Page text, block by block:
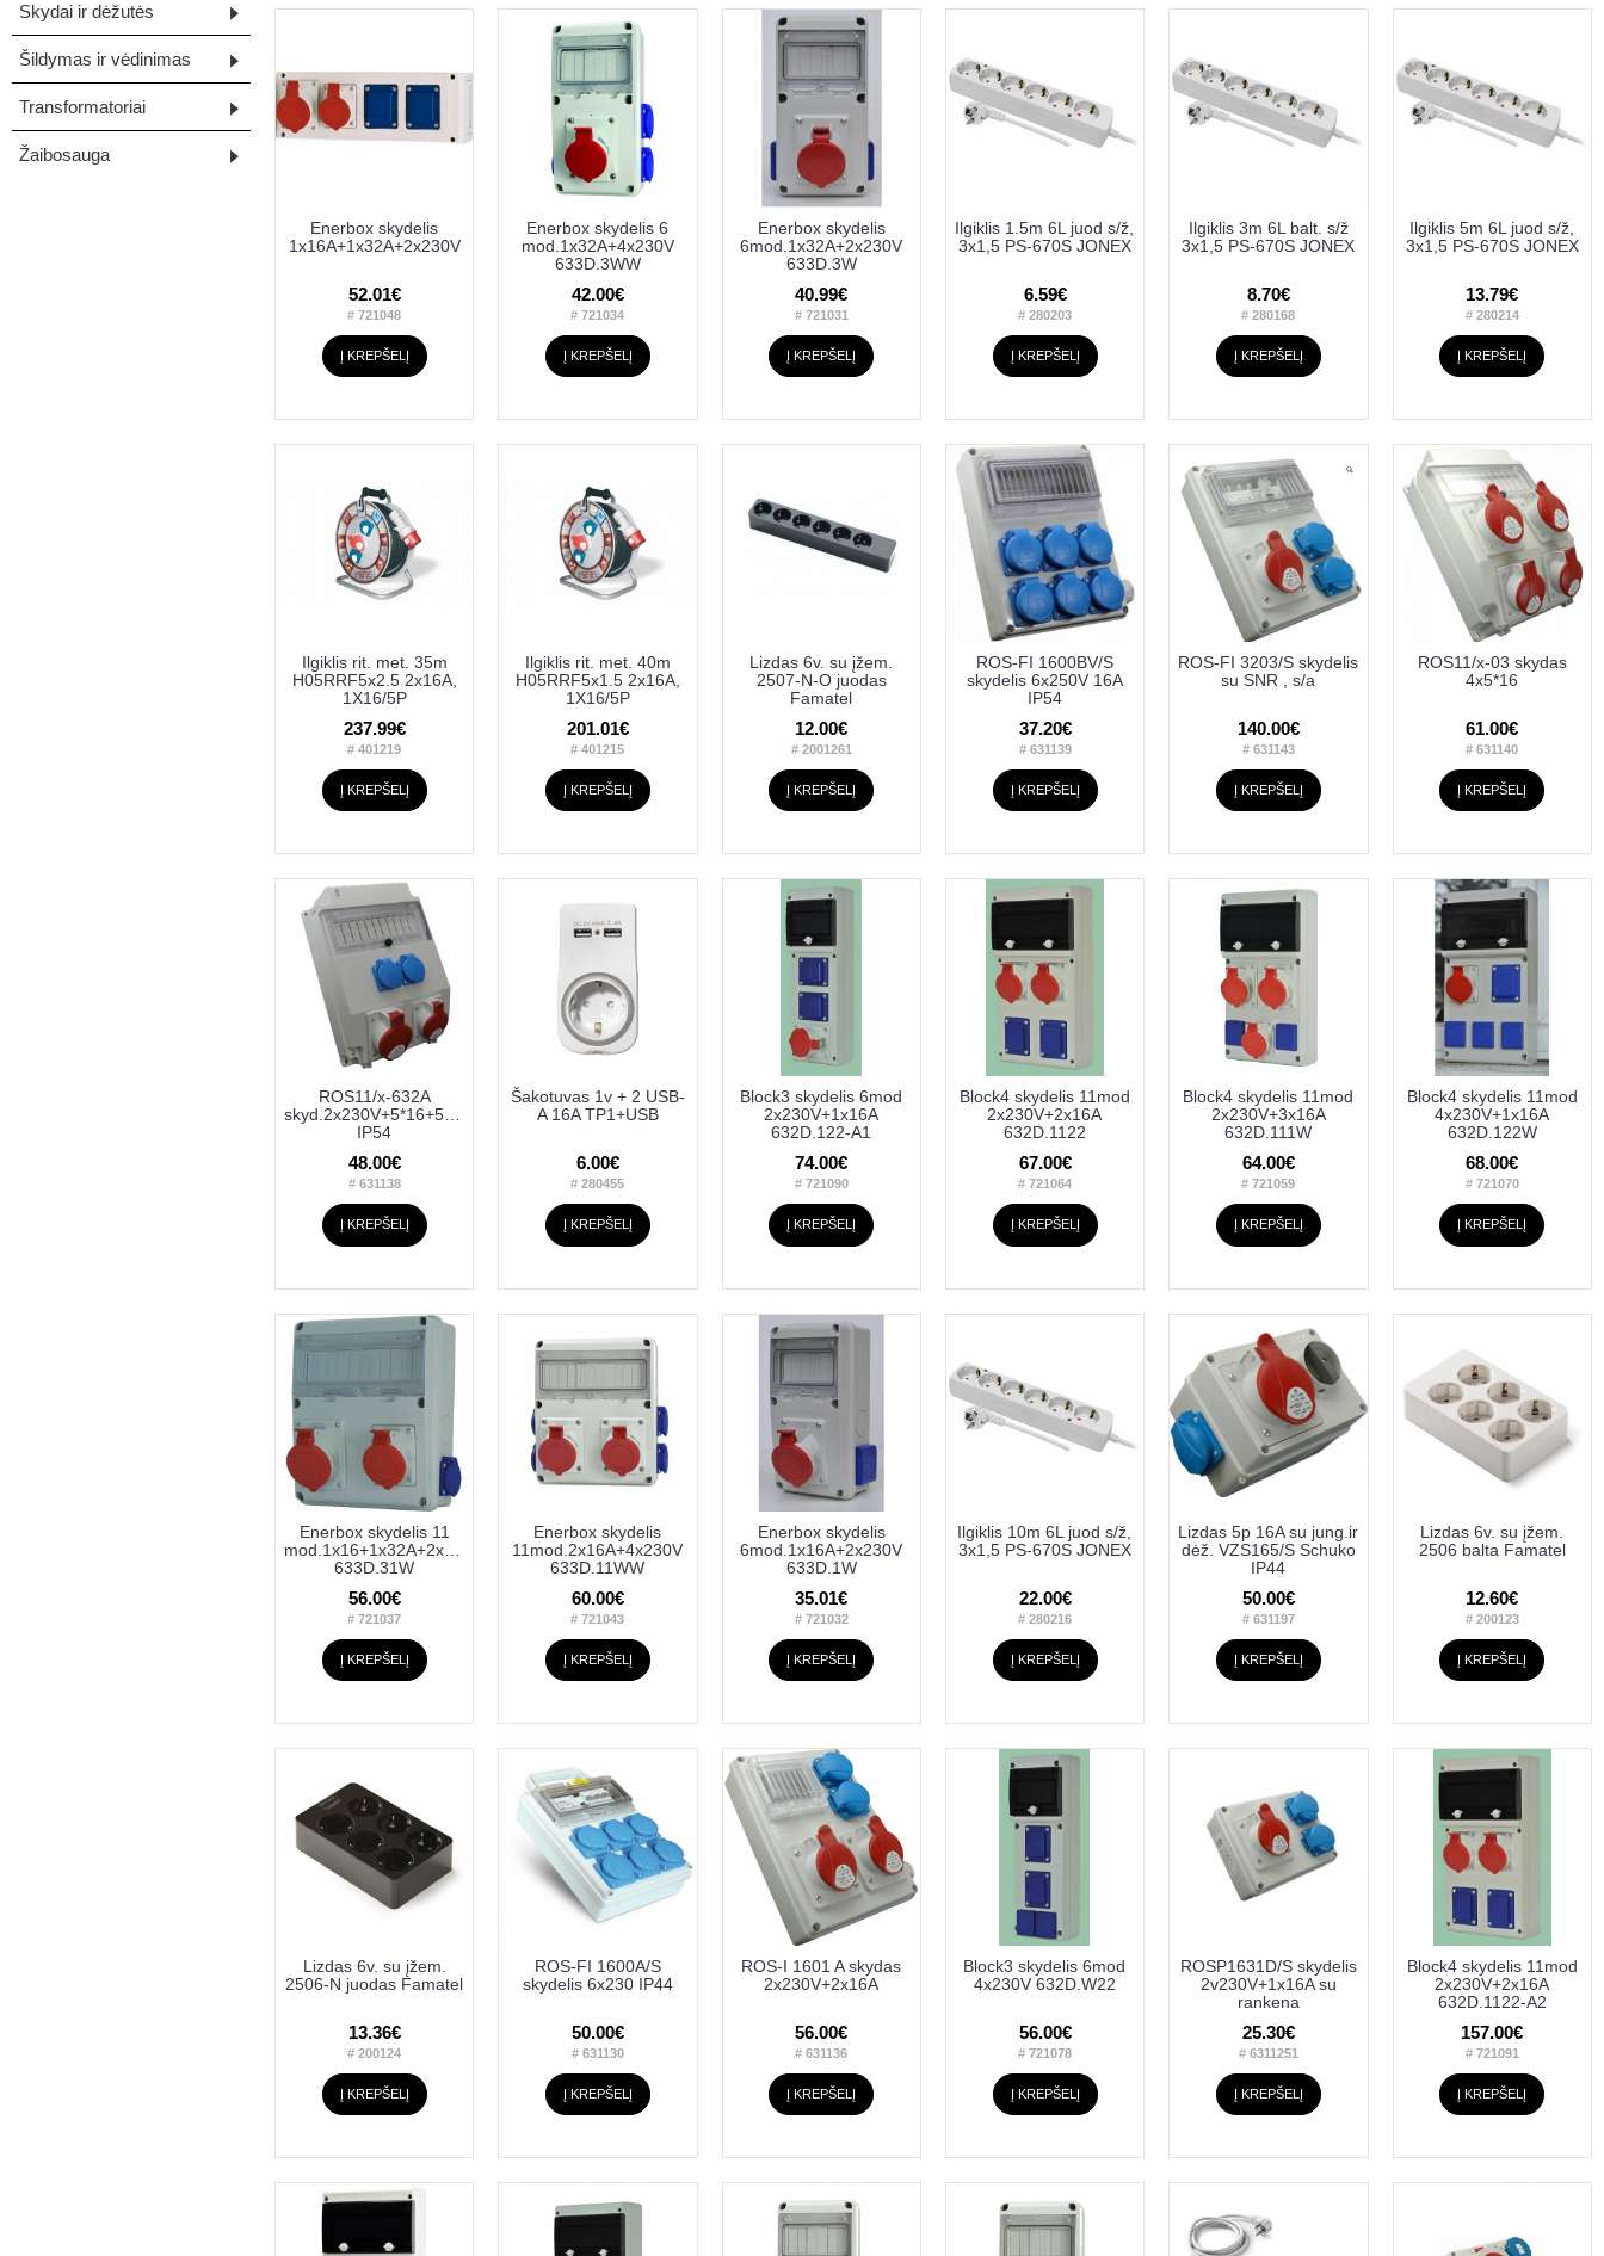
Skydai ir dėžutės
Šildymas ir vėdinimas
Transformatoriai
Žaibosauga
Enerbox skydelis
1x16A+1x32A+2x230V
52.01€
# 721048
Į KREPŠELĮ
Enerbox skydelis 6
mod.1x32A+4x230V
633D.3WW
42.00€
# 721034
Į KREPŠELĮ
Enerbox skydelis
6mod.1x32A+2x230V
633D.3W
40.99€
# 721031
Į KREPŠELĮ
Ilgiklis 1.5m 6L juod s/ž,
3x1,5 PS-670S JONEX
6.59€
# 280203
Į KREPŠELĮ
Ilgiklis 3m 6L balt. s/ž
3x1,5 PS-670S JONEX
8.70€
# 280168
Į KREPŠELĮ
Ilgiklis 5m 6L juod s/ž,
3x1,5 PS-670S JONEX
13.79€
# 280214
Į KREPŠELĮ
Ilgiklis rit. met. 35m
H05RRF5x2.5 2x16A,
1X16/5P
237.99€
# 401219
Į KREPŠELĮ
Ilgiklis rit. met. 40m
H05RRF5x1.5 2x16A,
1X16/5P
201.01€
# 401215
Į KREPŠELĮ
Lizdas 6v. su įžem.
2507-N-O juodas
Famatel
12.00€
# 2001261
Į KREPŠELĮ
ROS-FI 1600BV/S
skydelis 6x250V 16A
IP54
37.20€
# 631139
Į KREPŠELĮ
ROS-FI 3203/S skydelis
su SNR , s/a
140.00€
# 631143
Į KREPŠELĮ
ROS11/x-03 skydas
4x5*16
61.00€
# 631140
Į KREPŠELĮ
ROS11/x-632A
skyd.2x230V+5*16+5*32A
IP54
48.00€
# 631138
Į KREPŠELĮ
Šakotuvas 1v + 2 USB-
A 16A TP1+USB
6.00€
# 280455
Į KREPŠELĮ
Block3 skydelis 6mod
2x230V+1x16A
632D.122-A1
74.00€
# 721090
Į KREPŠELĮ
Block4 skydelis 11mod
2x230V+2x16A
632D.1122
67.00€
# 721064
Į KREPŠELĮ
Block4 skydelis 11mod
2x230V+3x16A
632D.111W
64.00€
# 721059
Į KREPŠELĮ
Block4 skydelis 11mod
4x230V+1x16A
632D.122W
68.00€
# 721070
Į KREPŠELĮ
Enerbox skydelis 11
mod.1x16+1x32A+2x230V
633D.31W
56.00€
# 721037
Į KREPŠELĮ
Enerbox skydelis
11mod.2x16A+4x230V
633D.11WW
60.00€
# 721043
Į KREPŠELĮ
Enerbox skydelis
6mod.1x16A+2x230V
633D.1W
35.01€
# 721032
Į KREPŠELĮ
Ilgiklis 10m 6L juod s/ž,
3x1,5 PS-670S JONEX
22.00€
# 280216
Į KREPŠELĮ
Lizdas 5p 16A su jung.ir
dėž. VZS165/S Schuko
IP44
50.00€
# 631197
Į KREPŠELĮ
Lizdas 6v. su įžem.
2506 balta Famatel
12.60€
# 200123
Į KREPŠELĮ
Lizdas 6v. su įžem.
2506-N juodas Famatel
13.36€
# 200124
Į KREPŠELĮ
ROS-FI 1600A/S
skydelis 6x230 IP44
50.00€
# 631130
Į KREPŠELĮ
ROS-I 1601 A skydas
2x230V+2x16A
56.00€
# 631136
Į KREPŠELĮ
Block3 skydelis 6mod
4x230V 632D.W22
56.00€
# 721078
Į KREPŠELĮ
ROSP1631D/S skydelis
2v230V+1x16A su
rankena
25.30€
# 6311251
Į KREPŠELĮ
Block4 skydelis 11mod
2x230V+2x16A
632D.1122-A2
157.00€
# 721091
Į KREPŠELĮ